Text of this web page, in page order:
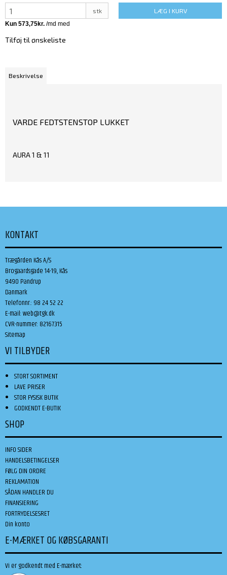
stk LÆG I KURV
Tilføj til ønskeliste
Beskrivelse
VARDE FEDTSTENSTOP LUKKET
AURA 1 & 11
KONTAKT
Trægården Kås A/S
Brogaardsgade 14-19, Kås
9490 Pandrup
Danmark
Telefonnr.: 98 24 52 22
E-mail:web@tgk.dk
CVR-nummer: 82167315
Sitemap
VI TILBYDER
STORT SORTIMENT
LAVE PRISER
STOR FYSISK BUTIK
GODKENDT E-BUTIK
SHOP
INFO SIDER
HANDELSBETINGELSER
FØLG DIN ORDRE
REKLAMATION
SÅDAN HANDLER DU
FINANSIERING
FORTRYDELSESRET
Din konto
E-MÆRKET OG KØBSGARANTI
Vi er godkendt med E-mærket: